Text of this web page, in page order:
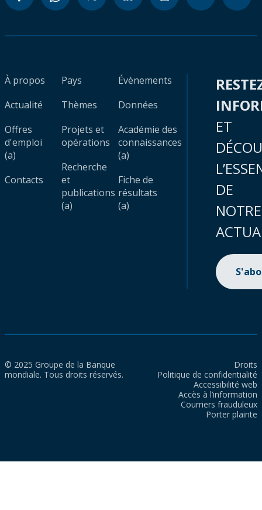
À propos
Actualité
Offres
d'emploi
(a)
Contacts
Pays
Thèmes
Projets et
opérations
Recherche
et
publications
(a)
Évènements
Données
Académie des
connaissances
(a)
Fiche de
résultats
(a)
ET
DE
NOTRE
© 2025 Groupe de la Banque
mondiale. Tous droits réservés.
Droits
Politique de confidentialité
Accessibilité web
Accès à l’information
Courriers frauduleux
Porter plainte